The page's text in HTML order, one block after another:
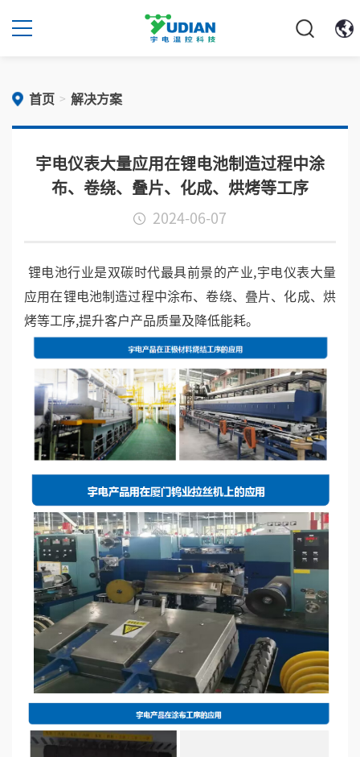
首页 > 解决方案
宇电仪表大量应用在锂电池制造过程中涂
布、卷绕、叠片、化成、烘烤等工序
2024-06-07
锂电池行业是双碳时代最具前景的产业,宇电仪表大量
应用在锂电池制造过程中涂布、卷绕、叠片、化成、烘
烤等工序,提升客户产品质量及降低能耗。